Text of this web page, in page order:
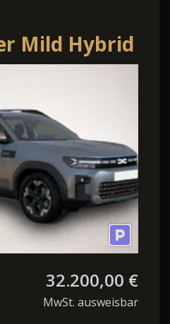
Mild Hybrid
32.200,00 €
MwSt. ausweisbar